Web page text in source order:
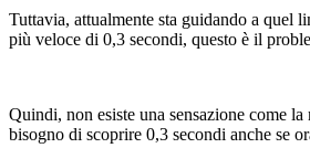
Tuttavia, attualmente sta guidando a quel
più veloce di 0,3 secondi, questo è il
Quindi, non esiste una sensazione come la
bisogno di scoprire 0,3 secondi anche se